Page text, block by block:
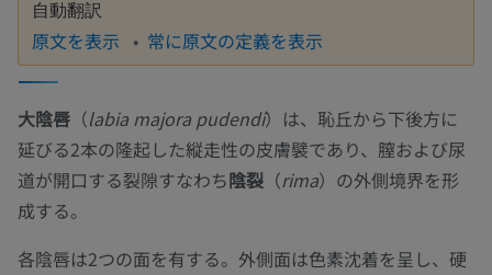
自動翻訳
原文を表示 常に原文の定義を表示
大陰唇 （labia majora pudendi）は、恥丘から下後方に
延びる2本の隆起した縦走性の皮膚襞であり、膣および尿
道が開口する裂隙すなわち陰裂 （rima）の外側境界を形
成する。
各陰唇は2つの面を有する。外側面は色素沈着を呈し、硬